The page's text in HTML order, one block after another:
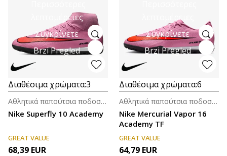
λεπτομέρειες
Συγκρίνετε
Brzi Pregled
Διαθέσιμα χρώματα:3
Nike Superfly 10 Academy
Αθλητικά παπούτσια ποδοσφαίρου για άνδρες
GREAT VALUE
68,39 EUR
λεπτομέρειες
Συγκρίνετε
Brzi Pregled
Διαθέσιμα χρώματα:6
Nike Mercurial Vapor 16
Academy TF
Αθλητικά παπούτσια ποδοσφαίρου για άνδρες
GREAT VALUE
64,79 EUR